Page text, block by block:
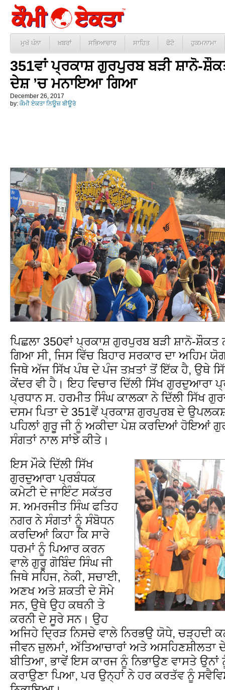
ਮੁਖੱ ਪੰਨਾ ਖ਼ਬਰਾਂ ਸਭਿਆਚਾਰ ਸਾਹਿਤ ਫੋਟੋ ਹੁਕਮਨਾਮਾ
351ਵਾਂ ਪ੍ਰਕਾਸ਼ ਗੁਰਪੁਰਬ ਬੜੀ ਸ਼ਾਨੋ-
ਦੇਸ਼ ’ਚ ਮਨਾਇਆ ਗਿਆ
December 26, 2017
by: ਕੌਮੀ ਏਕਤਾ ਨਿਊਜ਼ ਬੀਊਰੋ
ਪਿਛਲਾ 350ਵਾਂ ਪ੍ਰਕਾਸ਼ ਗੁਰਪੁਰਬ ਬੜੀ ਸ਼ਾਨੋ-
ਗਿਆ ਸੀ, ਜਿਸ ਵਿੱਚ ਬਿਹਾਰ ਸਰਕਾਰ ਦਾ ਅਹਿਮ
ਜਿਥੇ ਅੱਜ ਸਿੱਖ ਪੰਥ ਦੇ ਪੰਜ ਤਖ਼ਤਾਂ ਤੋਂ ਇੱਕ ਹੈ, ਉਥੇ
ਕੇਂਦਰ ਵੀ ਹੈ। ਇਹ ਵਿਚਾਰ ਦਿੱਲੀ ਸਿੱਖ ਗੁਰਦੁਆਰਾ
ਪ੍ਰਧਾਨ ਸ. ਹਰਮੀਤ ਸਿੰਘ ਕਾਲਕਾ ਨੇ ਦਿੱਲੀ ਸਿੱਖ
ਦਸਮ ਪਿਤਾ ਦੇ 351ਵੇਂ ਪ੍ਰਕਾਸ਼ ਗੁਰਪੁਰਬ ਦੇ
ਪਹਿਲਾਂ ਗੁਰੂ ਜੀ ਨੂੰ ਅਕੀਦਾ ਪੇਸ਼ ਕਰਦਿਆਂ ਹੋਇਆਂ
ਸੰਗਤਾਂ ਨਾਲ ਸਾਂਝੇ ਕੀਤੇ।
ਇਸ ਮੌਕੇ ਦਿੱਲੀ ਸਿੱਖ
ਗੁਰਦੁਆਰਾ ਪ੍ਰਬੰਧਕ
ਕਮੇਟੀ ਦੇ ਜਾਇੰਟ ਸਕੱਤਰ
ਸ. ਅਮਰਜੀਤ ਸਿੰਘ ਫਤਿਹ
ਨਗਰ ਨੇ ਸੰਗਤਾਂ ਨੂੰ ਸੰਬੋਧਨ
ਕਰਦਿਆਂ ਕਿਹਾ ਕਿ ਸਾਰੇ
ਧਰਮਾਂ ਨੂੰ ਪਿਆਰ ਕਰਨ
ਵਾਲੇ ਗੁਰੂ ਗੋਬਿੰਦ ਸਿੰਘ ਜੀ
ਜਿਥੇ ਸਹਿਜ, ਨੇਕੀ, ਸਚਾਈ,
ਅਣਖ ਅਤੇ ਸ਼ਕਤੀ ਦੇ ਸੋਮੇ
ਸਨ, ਉਥੇ ਉਹ ਕਥਨੀ ਤੇ
ਕਰਨੀ ਦੇ ਸੂਰੇ ਸਨ। ਉਹ
ਅਜਿਹੇ ਦ੍ਰਿੜ ਨਿਸਚੇ ਵਾਲੇ ਨਿਰਭਉ ਯੋਧੇ, ਚੜ੍ਹਦੀ
ਜੀਵਨ ਜ਼ੁਲਮਾਂ, ਅੱਤਿਆਚਾਰਾਂ ਅਤੇ ਅਸਹਿਣਸ਼ੀਲਤਾ
ਬੀਤਿਆ, ਭਾਵੇਂ ਇਸ ਕਾਰਜ ਨੂੰ ਨਿਭਾਉਣ ਵਾਸਤੇ
ਕਰਾਉਣਾ ਪਿਆ, ਪਰ ਉਨ੍ਹਾਂ ਨੇ ਹਰ ਕਰਤੱਵ ਨੂੰ